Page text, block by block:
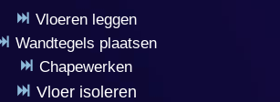
Vloeren leggen
Wandtegels plaatsen
Chapewerken
Vloer isoleren